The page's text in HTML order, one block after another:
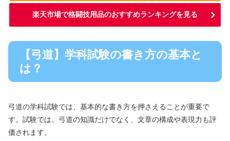
楽天市場で格闘技用品のおすすめランキングを見る
【弓道】学科試験の書き方の基本と
は？
弓道の学科試験では、基本的な書き方を押さえることが重要で
す。試験では、弓道の知識だけでなく、文章の構成や表現力も評
価されます。